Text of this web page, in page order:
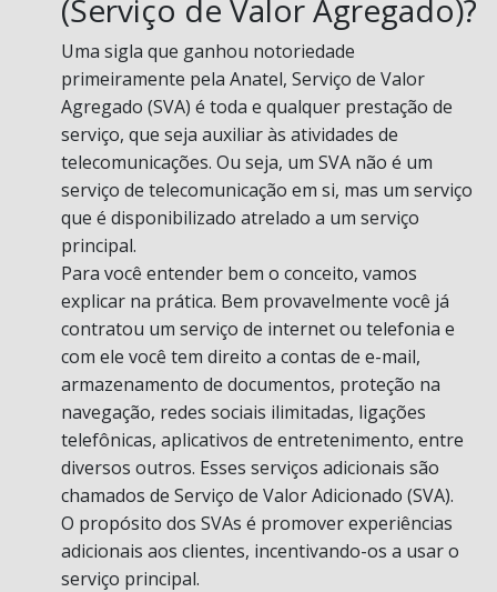
(Serviço de Valor Agregado)?
Uma sigla que ganhou notoriedade
primeiramente pela Anatel, Serviço de Valor
Agregado (SVA) é toda e qualquer prestação de
serviço, que seja auxiliar às atividades de
telecomunicações. Ou seja, um SVA não é um
serviço de telecomunicação em si, mas um serviço
que é disponibilizado atrelado a um serviço
principal.
Para você entender bem o conceito, vamos
explicar na prática. Bem provavelmente você já
contratou um serviço de internet ou telefonia e
com ele você tem direito a contas de e-mail,
armazenamento de documentos, proteção na
navegação, redes sociais ilimitadas, ligações
telefônicas, aplicativos de entretenimento, entre
diversos outros. Esses serviços adicionais são
chamados de Serviço de Valor Adicionado (SVA).
O propósito dos SVAs é promover experiências
adicionais aos clientes, incentivando-os a usar o
serviço principal.